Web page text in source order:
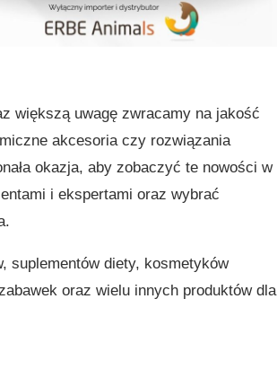
większą uwagę zwracamy na jakość
akcesoria czy rozwiązania
okazja, aby zobaczyć te nowości w
i ekspertami oraz wybrać
suplementów diety, kosmetyków
oraz wielu innych produktów dla